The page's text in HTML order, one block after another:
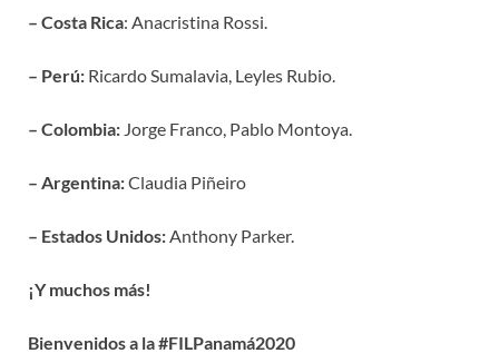
– Costa Rica: Anacristina Rossi.
– Perú: Ricardo Sumalavia, Leyles Rubio.
– Colombia: Jorge Franco, Pablo Montoya.
– Argentina:Claudia Piñeiro
– Estados Unidos:Anthony Parker.
¡Y muchos más!
Bienvenidos a la #FILPanamá2020